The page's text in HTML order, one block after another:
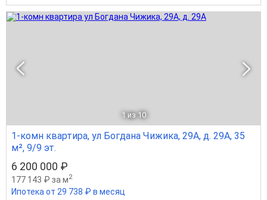
1 из 10
1-комн квартира, ул Богдана Чижика, 29А, д. 29А, 35
м², 9/9 эт.
6 200 000 ₽
177 143 ₽ за м2
Ипотека от 29 738 ₽ в месяц